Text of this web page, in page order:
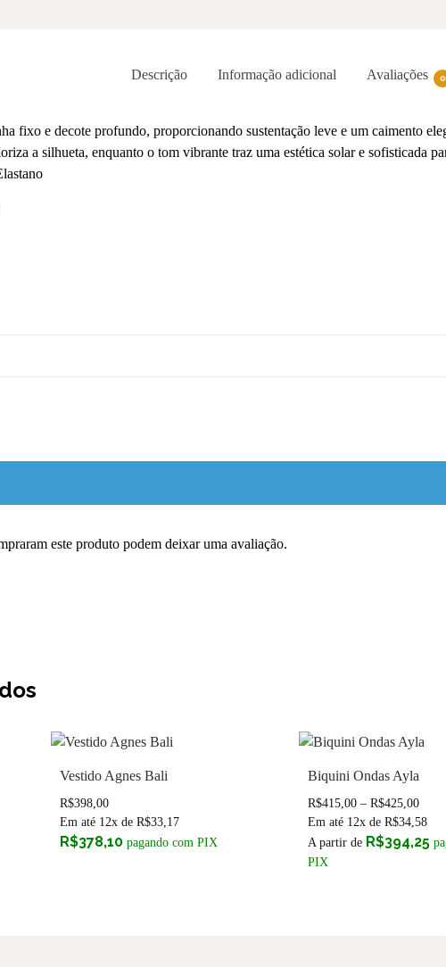
Descrição Informação adicional Avaliações 0
fixo e decote profundo, proporcionando sustentação leve e um caimento
a silhueta, enquanto o tom vibrante traz uma estética solar e sofisticada
este produto podem deixar uma avaliação.
Vestido Agnes Bali
R$398,00
Em até 12x de R$33,17
R$378,10 pagando com PIX
Biquini Ondas Ayla
R$415,00 – R$425,00
Em até 12x deR$34,58
A partir de R$394,25
PIX